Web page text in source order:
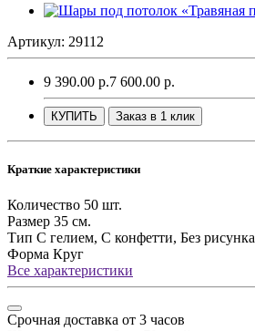
Артикул: 29112
9 390.00 р.7 600.00 р.
КУПИТЬ Заказ в 1 клик
Краткие характеристики
Количество 50 шт.
Размер 35 см.
Тип С гелием, С конфетти, Без рисунка
Форма Круг
Все характеристики
Срочная доставка от 3 часов